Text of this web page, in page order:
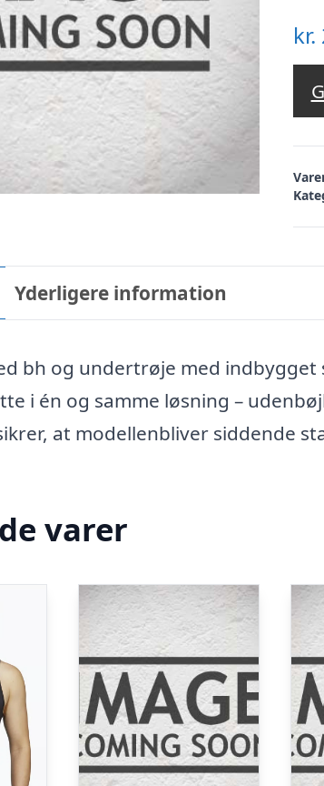
kr.
Yderligere information
bh og undertrøje med
i én og samme løsning –
at modellenbliver siddende
varer